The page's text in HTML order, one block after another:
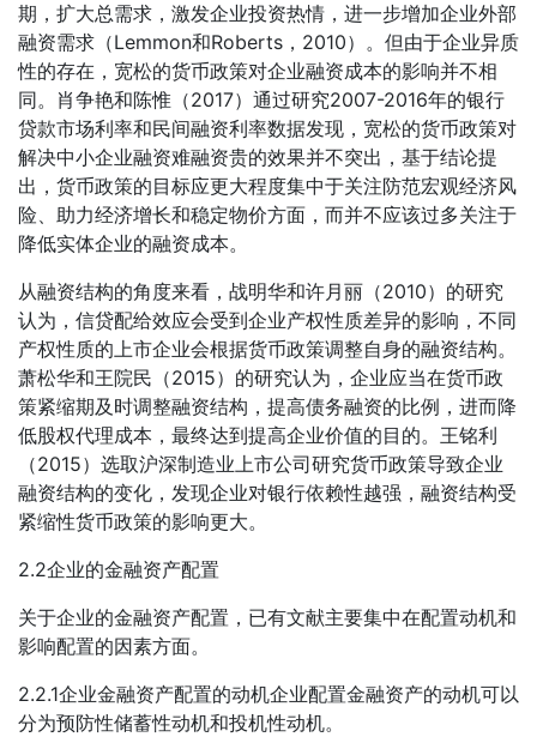
期，扩大总需求，激发企业投资热情，进一步增加企业外部
融资需求（Lemmon和Roberts，2010）。但由于企业异质
性的存在，宽松的货币政策对企业融资成本的影响并不相
同。肖争艳和陈惟（2017）通过研究2007-2016年的银行
贷款市场利率和民间融资利率数据发现，宽松的货币政策对
解决中小企业融资难融资贵的效果并不突出，基于结论提
出，货币政策的目标应更大程度集中于关注防范宏观经济风
险、助力经济增长和稳定物价方面，而并不应该过多关注于
降低实体企业的融资成本。
从融资结构的角度来看，战明华和许月丽（2010）的研究
认为，信贷配给效应会受到企业产权性质差异的影响，不同
产权性质的上市企业会根据货币政策调整自身的融资结构。
萧松华和王院民（2015）的研究认为，企业应当在货币政
策紧缩期及时调整融资结构，提高债务融资的比例，进而降
低股权代理成本，最终达到提高企业价值的目的。王铭利
（2015）选取沪深制造业上市公司研究货币政策导致企业
融资结构的变化，发现企业对银行依赖性越强，融资结构受
紧缩性货币政策的影响更大。
2.2企业的金融资产配置
关于企业的金融资产配置，已有文献主要集中在配置动机和
影响配置的因素方面。
2.2.1企业金融资产配置的动机企业配置金融资产的动机可以
分为预防性储蓄性动机和投机性动机。